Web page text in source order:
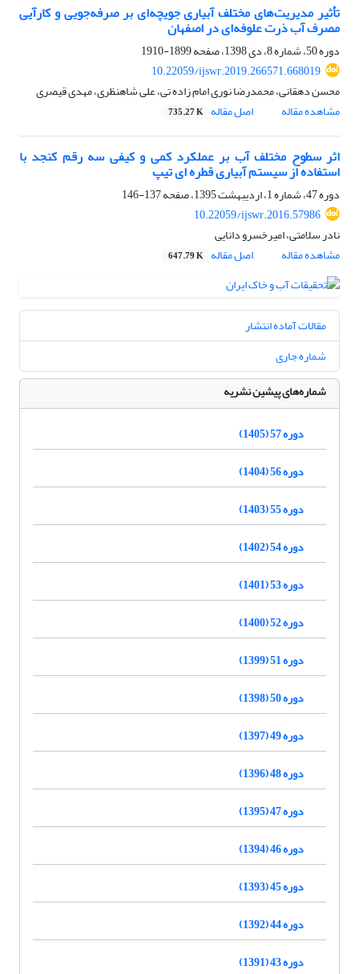
تأثیر مدیریت‌های مختلف آبیاری جویچه‌ای بر صرفه‌جویی و کارآیی
مصرف آب ذرت علوفه‌ای در اصفهان
دوره 50، شماره 8، دی 1398، صفحه
1899-1910
10.22059/ijswr.2019.266571.668019
محسن دهقانی، محمدرضا نوری امام زاده تی، علی شاهنظری، مهدی قیصری
مشاهده مقاله
اصل مقاله 735.27 K
اثر سطوح مختلف آب بر عملکرد کمی و کیفی سه رقم کنجد با
استفاده از سیستم آبیاری قطره ای تیپ
دوره 47، شماره 1، اردیبهشت 1395، صفحه
137-146
10.22059/ijswr.2016.57986
نادر سلامتی، امیرخسرو دانایی
مشاهده مقاله
اصل مقاله 647.79 K
مقالات آماده انتشار
شماره جاری
شماره‌های پیشین نشریه
دوره 57 (1405)
دوره 56 (1404)
دوره 55 (1403)
دوره 54 (1402)
دوره 53 (1401)
دوره 52 (1400)
دوره 51 (1399)
دوره 50 (1398)
دوره 49 (1397)
دوره 48 (1396)
دوره 47 (1395)
دوره 46 (1394)
دوره 45 (1393)
دوره 44 (1392)
دوره 43 (1391)